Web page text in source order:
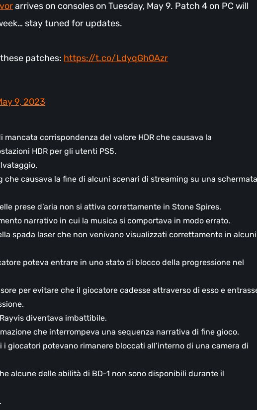
arrives on consoles on Tuesday, May 9. Patch 4 on PC will
stay tuned for updates.
patches: https://t.co/LdyqGh0Azr
9, 2023
mancata corrispondenza del valore HDR che causava la
HDR per gli utenti PS5.
che causava la fine di alcuni scenari di streaming su una schermata
prese d’aria non si attiva correttamente in Stone Spires.
narrativo in cui la musica si comportava in modo errato.
spada laser che non venivano visualizzati correttamente in alcuni
poteva entrare in uno stato di blocco della progressione nel
per evitare che il giocatore cadesse attraverso di esso e
diventava imbattibile.
che interrompeva una sequenza narrativa di fine gioco.
giocatori potevano rimanere bloccati all’interno di una camera di
alcune delle abilità di BD-1 non sono disponibili durante il